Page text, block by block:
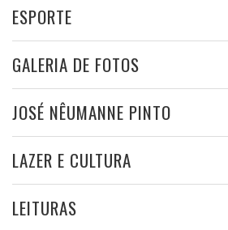
ESPORTE
GALERIA DE FOTOS
JOSÉ NÊUMANNE PINTO
LAZER E CULTURA
LEITURAS